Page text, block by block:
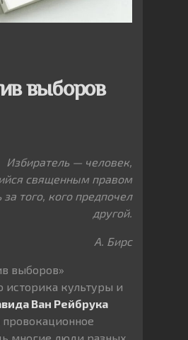
выборов
Избиратель — человек,
священным правом
за того, кого предпочел
другой.
А. Бирс
выборов»
историка культуры и
Ван Рейбрука
провокационное